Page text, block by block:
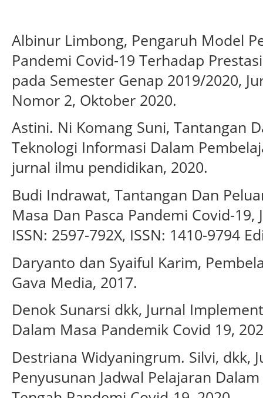
Albinur Limbong, Pengaruh Model
Pandemi Covid-19 Terhadap
pada Semester Genap 2019/2020,
Nomor 2, Oktober 2020.
Astini. Ni Komang Suni, Tantangan
Teknologi Informasi Dalam
jurnal ilmu pendidikan, 2020.
Budi Indrawat, Tantangan Dan
Masa Dan Pasca Pandemi Covid-19,
ISSN: 2597-792X, ISSN: 1410-9794
Daryanto dan Syaiful Karim,
Gava Media, 2017.
Denok Sunarsi dkk, Jurnal
Dalam Masa Pandemik Covid 19,
Destriana Widyaningrum. Silvi, dkk,
Penyusunan Jadwal Pelajaran